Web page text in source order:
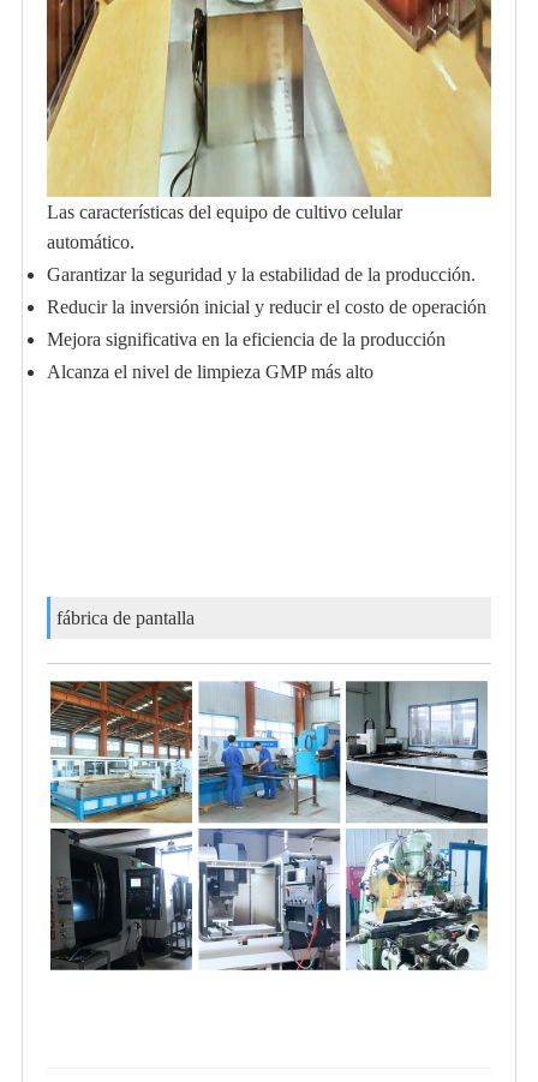
Las características del equipo de cultivo celular
automático.
Garantizar la seguridad y la estabilidad de la producción.
Reducir la inversión inicial y reducir el costo de operación
Mejora significativa en la eficiencia de la producción
Alcanza el nivel de limpieza GMP más alto
fábrica de pantalla